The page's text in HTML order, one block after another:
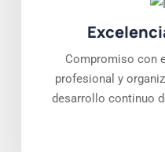
Compromiso con
profesional y
desarrollo continuo